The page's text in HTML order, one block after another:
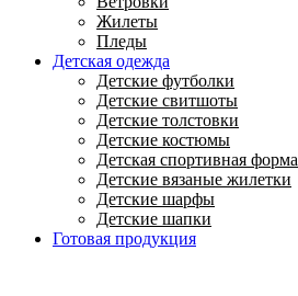
Жилеты
Пледы
Детская одежда
Детские футболки
Детские свитшоты
Детские толстовки
Детские костюмы
Детская спортивная форма
Детские вязаные жилетки
Детские шарфы
Детские шапки
Готовая продукция